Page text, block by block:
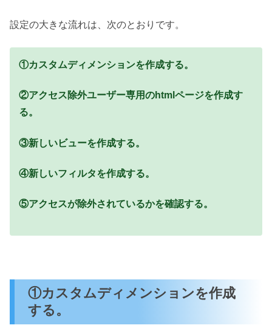
設定の大きな流れは、次のとおりです。
①カスタムディメンションを作成する。
②アクセス除外ユーザー専用のhtmlページを作成す
る。
③新しいビューを作成する。
④新しいフィルタを作成する。
⑤アクセスが除外されているかを確認する。
①カスタムディメンションを作成
する。